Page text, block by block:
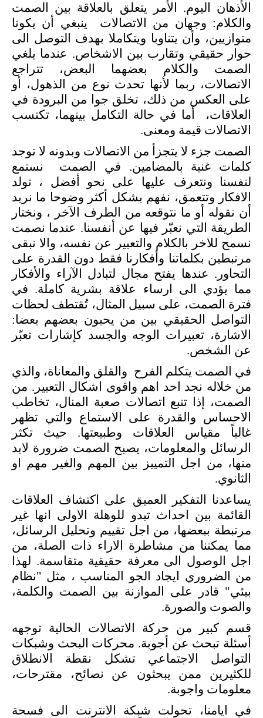
الأذهان اليوم. الأمر يتعلق بالعلاقة بين الصمت
والكلام: وجهان من الاتصالات ينبغي أن يكونا
متوازيين، وأن يتناوبا ويتكاملا بهدف التوصل الى
حوار حقيقي وتقارب بين الاشخاص. عندما يلغي
الصمت والكلام بعضهما البعض، تتراجع
الاتصالات، ربما لأنها تحدث نوع من الذهول، أو
على العكس من ذلك، تخلق جوا من البرودة في
العلاقات، أما في حالة التكامل بينهما، تكتسب
الاتصالات قيمة ومعنى.
الصمت جزء لا يتجزأ من الاتصالات وبدونه لا توجد
كلمات غنية بالمضامين. في الصمت نستمع
لنفسنا ونتعرف عليها على نحو أفضل ، تولد
الافكار وتتعمق، نفهم بشكل أكثر وضوحا ما نريد
أن نقوله أو ما نتوقعه من الطرف الآخر ، ونختار
الطريقة التي نعبّر فيها عن أنفسنا. عندما نصمت
نسمح للاخر بالكلام والتعبير عن نفسه، والا نبقى
مرتبطين بكلماتنا وأفكارنا فقط دون القدرة على
التحاور. عندها يفتح مجال لتبادل الآراء والأفكار
مما يؤدي الى ارساء علاقة بشرية كاملة. في
فترة الصمت، على سبيل المثال، تُقتطف لحظات
التواصل الحقيقي بين من يحبون بعضهم بعضا:
الاشارة، تعبيرات الوجه والجسد كإشارات تعبّر
عن الشخص.
في الصمت يتكلم الفرح والقلق والمعاناة، والذي
من خلاله نجد احد اهم واقوى اشكال التعبير. من
الصمت، إذا تنبع اتصالات صعبة المنال، تخاطب
الاحساس والقدرة على الاستماع والتي تظهر
غالباً مقياس العلاقات وطبيعتها. حيث تكثر
الرسائل والمعلومات، يصبح الصمت ضرورة لابد
منها، من اجل التمييز بين المهم والغير مهم او
الثانوي.
يساعدنا التفكير العميق على اكتشاف العلاقات
القائمة بين احداث تبدو للوهلة الاولى انها غير
مرتبطة ببعضها، من اجل تقييم وتحليل الرسائل،
مما يمكننا من مشاطرة الاراء ذات الصلة، من
اجل الوصول الى معرفة حقيقية متقاسمة. لهذا
من الضروري ايجاد الجو المناسب ، مثل "نظام
بيئي" قادر على الموازنة بين الصمت والكلمة،
والصوت والصورة.
قسم كبير من حركة الاتصالات الحالية توجهه
أسئلة تبحث عن أجوبة. محركات البحث وشبكات
التواصل الاجتماعي تشكل نقطة الانطلاق
للكثيرين ممن يبحثون عن نصائح، مقترحات،
معلومات واجوبة.
في ايامنا، تحولت شبكة
الانترنت الى فسحة